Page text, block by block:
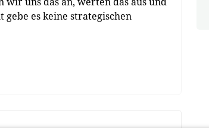
es keine strategischen